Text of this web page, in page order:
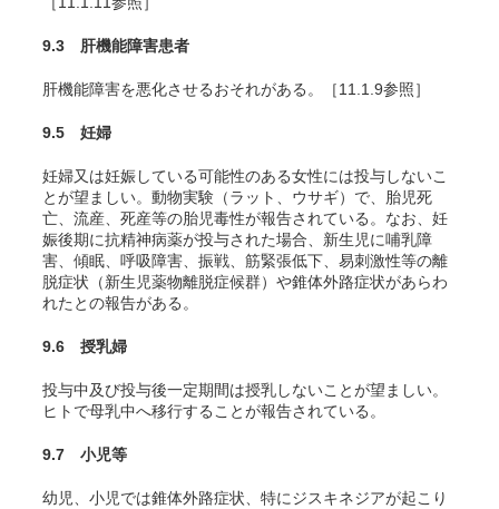
9.3 肝機能障害患者
肝機能障害を悪化させるおそれがある。［11.1.9参照］
9.5 妊婦
妊婦又は妊娠している可能性のある女性には投与しないこ
とが望ましい。動物実験（ラット、ウサギ）で、胎児死
亡、流産、死産等の胎児毒性が報告されている。なお、妊
娠後期に抗精神病薬が投与された場合、新生児に哺乳障
害、傾眠、呼吸障害、振戦、筋緊張低下、易刺激性等の離
脱症状（新生児薬物離脱症候群）や錐体外路症状があらわ
れたとの報告がある。
9.6 授乳婦
投与中及び投与後一定期間は授乳しないことが望ましい。
ヒトで母乳中へ移行することが報告されている。
9.7 小児等
幼児、小児では錐体外路症状、特にジスキネジアが起こり